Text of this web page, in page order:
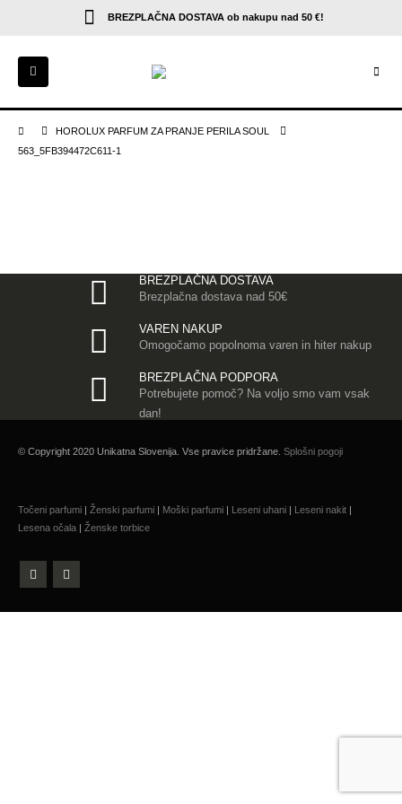
BREZPLAČNA DOSTAVA ob nakupu nad 50 €!
HOROLUX PARFUM ZA PRANJE PERILA SOUL
563_5FB394472C611-1
BREZPLAČNA DOSTAVA
Brezplačna dostava nad 50€
VAREN NAKUP
Omogočamo popolnoma varen in hiter nakup
BREZPLAČNA PODPORA
Potrebujete pomoč? Na voljo smo vam vsak
dan!
© Copyright 2020 Unikatna Slovenija. Vse pravice pridržane. Splošni pogoji
Točeni parfumi | Ženski parfumi | Moški parfumi | Leseni uhani | Leseni nakit |
Lesena očala | Ženske torbice